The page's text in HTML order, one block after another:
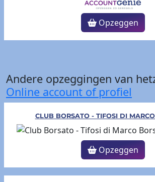
Opzeggen
Andere opzeggingen van
Online account of profiel
CLUB BORSATO - TIFOSI DI
Opzeggen